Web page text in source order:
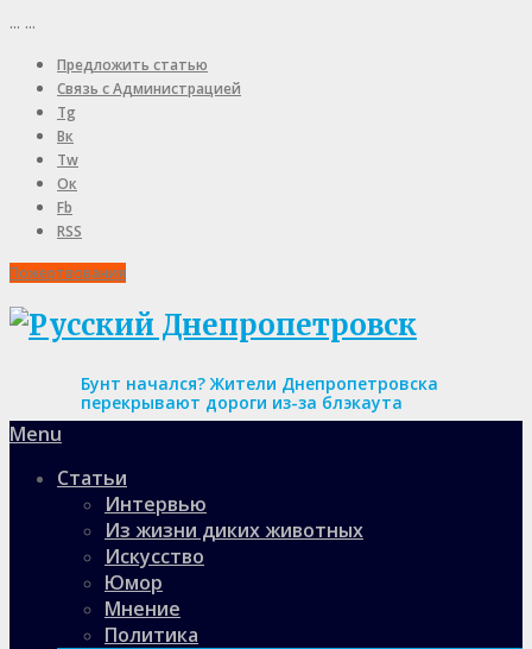
... ...
Предложить статью
Связь с Администрацией
Tg
Вк
Tw
Ок
Fb
RSS
Пожертвования
Бунт начался? Жители Днепропетровска
перекрывают дороги из-за блэкаута
Menu
Статьи
Интервью
Из жизни диких животных
Искусство
Юмор
Мнение
Политика